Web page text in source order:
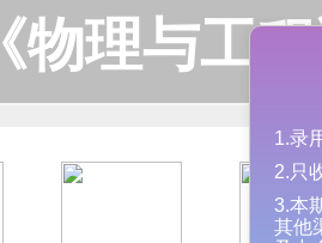
《物理与工
1.
2.
3.